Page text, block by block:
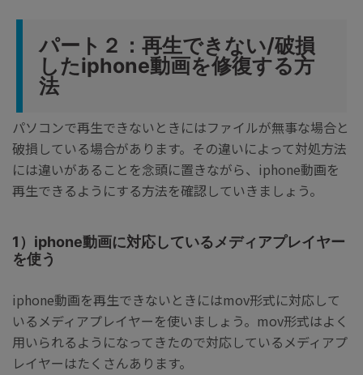
パート２：再生できない/破損
したiphone動画を修復する方
法
パソコンで再生できないときにはファイルが無事な場合と
破損している場合があります。その違いによって対処方法
には違いがあることを念頭に置きながら、iphone動画を
再生できるようにする方法を確認していきましょう。
1）iphone動画に対応しているメディアプレイヤー
を使う
iphone動画を再生できないときにはmov形式に対応して
いるメディアプレイヤーを使いましょう。mov形式はよく
用いられるようになってきたので対応しているメディアプ
レイヤーはたくさんあります。